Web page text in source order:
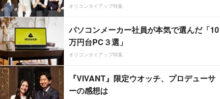
オリコンタイアップ特集
パソコンメーカー社員が本気で選んだ「10
万円台PC３選」
オリコンタイアップ特集
『VIVANT』限定ウオッチ、プロデューサ
ーの感想は